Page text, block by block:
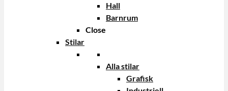
Hall
Barnrum
Close
Stilar
Alla stilar
Grafisk